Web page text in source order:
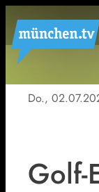
Do.,
Golf-